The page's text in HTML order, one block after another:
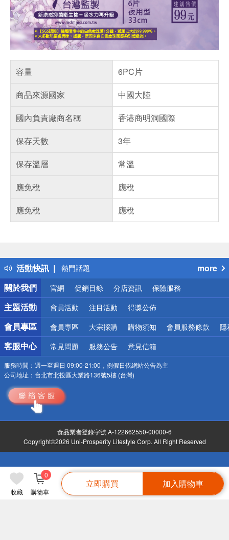
收藏 購物車
0
立即購買 加入購物車
容量
6PC片
商品來源國家
中國大陸
國內負責廠商名稱
香港商明洞國際
保存天數
3年
保存溫層
常溫
應免稅
應稅
應免稅
應稅
活動快訊
得獎公告
熱門話題
銀行優惠
偏遠地區配送
詐騙網頁！請小心！
more
關於我們
官網 促銷目錄 分店資訊 保險服務
主題活動 會員活動 注目活動 得獎公佈
會員專區 會員專區 大宗採購 購物須知 會員服務條款 隱
客服中心 常見問題 服務公告 意見信箱
服務時間： 週一至週日 09:00-21:00，例假日依網站公告為主
公司地址： 台北市北投區大業路136號5樓 (台灣)
食品業者登錄字號 A-122662550-00000-6
Copyright©2026 Uni-Prosperity Lifestyle Corp. All Right Reserved